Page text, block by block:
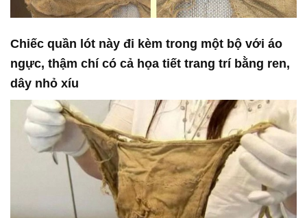
Chiếc quần lót này đi kèm trong một bộ với áo
ngực, thậm chí có cả họa tiết trang trí bằng ren,
dây nhỏ xíu